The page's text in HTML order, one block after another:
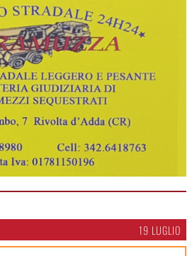
19 LUGLIO